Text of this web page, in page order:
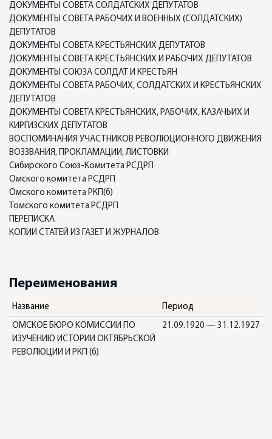
ДОКУМЕНТЫ СОВЕТА СОЛДАТСКИХ ДЕПУТАТОВ
ДОКУМЕНТЫ СОВЕТА РАБОЧИХ И ВОЕННЫХ (СОЛДАТСКИХ)
ДЕПУТАТОВ
ДОКУМЕНТЫ СОВЕТА КРЕСТЬЯНСКИХ ДЕПУТАТОВ
ДОКУМЕНТЫ СОВЕТА КРЕСТЬЯНСКИХ И РАБОЧИХ ДЕПУТАТОВ
ДОКУМЕНТЫ СОЮЗА СОЛДАТ И КРЕСТЬЯН
ДОКУМЕНТЫ СОВЕТА РАБОЧИХ, СОЛДАТСКИХ И КРЕСТЬЯНСКИХ
ДЕПУТАТОВ
ДОКУМЕНТЫ СОВЕТА КРЕСТЬЯНСКИХ, РАБОЧИХ, КАЗАЧЬИХ И
КИРГИЗСКИХ ДЕПУТАТОВ
ВОСПОМИНАНИЯ УЧАСТНИКОВ РЕВОЛЮЦИОННОГО ДВИЖЕНИЯ
ВОЗЗВАНИЯ, ПРОКЛАМАЦИИ, ЛИСТОВКИ
Сибирского Союз-Комитета РСДРП
Омского комитета РСДРП
Омского комитета РКП(б)
Томского комитета РСДРП
ПЕРЕПИСКА
КОПИИ СТАТЕЙ ИЗ ГАЗЕТ И ЖУРНАЛОВ
Переименования
Название Период
ОМСКОЕ БЮРО КОМИССИИ ПО
ИЗУЧЕНИЮ ИСТОРИИ ОКТЯБРЬСКОЙ
РЕВОЛЮЦИИ И РКП (б)
21.09.1920 — 31.12.1927